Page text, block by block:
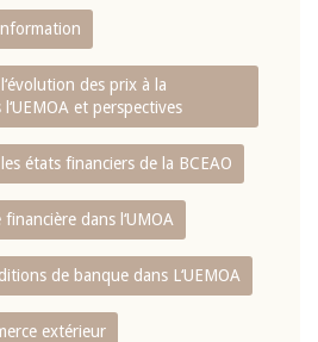
des prix à la
et perspectives
états financiers de la BCEAO
dans l‘UMOA
de banque dans L‘UEMOA
extérieur